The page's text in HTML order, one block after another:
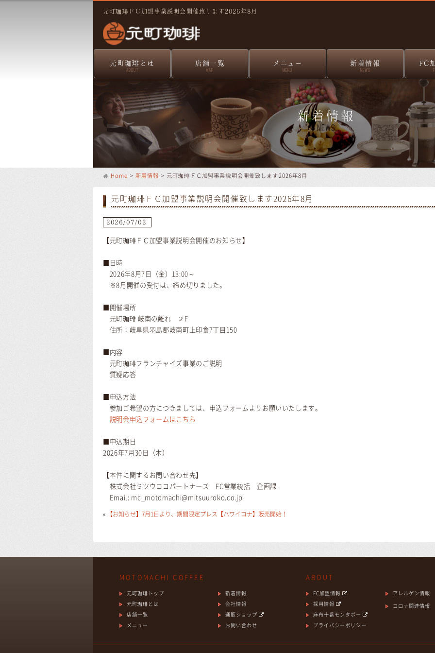
元町珈琲ＦＣ加盟事業説明会開催致します2026年8月
元町珈琲とは
ABOUT
店舗一覧
MAP
メニュー
MENU
新着情報
NEWS
FC
新着情報
News
Home > 新着情報 > 元町珈琲ＦＣ加盟事業説明会開催致します2026年8月
元町珈琲ＦＣ加盟事業説明会開催致します2026年8月
2026/07/02
【元町珈琲ＦＣ加盟事業説明会開催のお知らせ】
■日時
2026年8月7日（金）13:00～
※8月開催の受付は、締め切りました。
■開催場所
元町珈琲 岐南の離れ ２F
住所：岐阜県羽島郡岐南町上印食7丁目150
■内容
元町珈琲フランチャイズ事業のご説明
質疑応答
■申込方法
参加ご希望の方につきましては、申込フォームよりお願いいたします。
説明会申込フォームはこちら
■申込期日
2026年7月30日（木）
【本件に関するお問い合わせ先】
株式会社ミツウロコパートナーズ FC営業統括 企画課
Email: mc_motomachi@mitsuuroko.co.jp
« 【お知らせ】7月1日より、期間限定プレス【ハワイコナ】販売開始！
MOTOMACHI COFFEE
元町珈琲トップ
元町珈琲とは
店舗一覧
メニュー
新着情報
会社情報
通販ショップ
お問い合わせ
ABOUT
FC加盟情報
採用情報
麻布十番モンタボー
プライバシーポリシー
アレルゲン情報
コロナ関連情報